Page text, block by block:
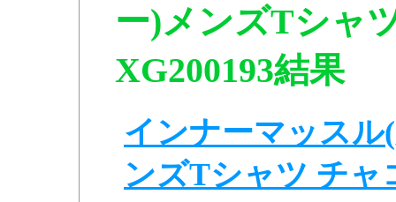
ー)メンズTシャ
XG200193結果
インナーマッス
ンズTシャツ チャ